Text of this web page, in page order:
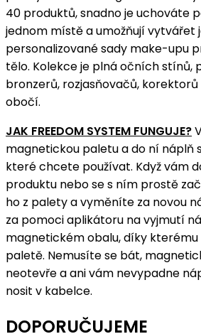
40 produktů, snadno je uchováte
jednom místě a umožňují vytvářet
personalizované sady make-upu
tělo. Kolekce je plná očních stínů,
bronzerů, rozjasňovačů,
obočí.
JAK FREEDOM SYSTEM FUNGUJE?
magnetickou paletu a do ní náplň
které chcete používat. Když vám
produktu nebo se s ním prostě
ho z palety a vyměníte za novou
za pomoci aplikátoru na vyjmutí
magnetickém obalu, díky
paletě. Nemusíte se bát,
neotevře a ani vám nevypadne
nosit v kabelce.
DOPORUČUJEME